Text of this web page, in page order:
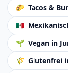
🌮 Tacos &
🇲🇽
🌱 Vegan in
🌾 Glutenfrei